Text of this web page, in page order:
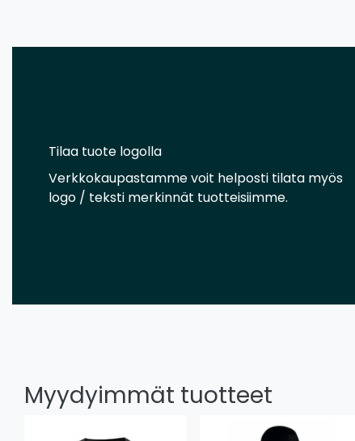
Tilaa tuote logolla
Verkkokaupastamme voit helposti tilata myös
logo / teksti merkinnät tuotteisiimme.
Myydyimmät tuotteet